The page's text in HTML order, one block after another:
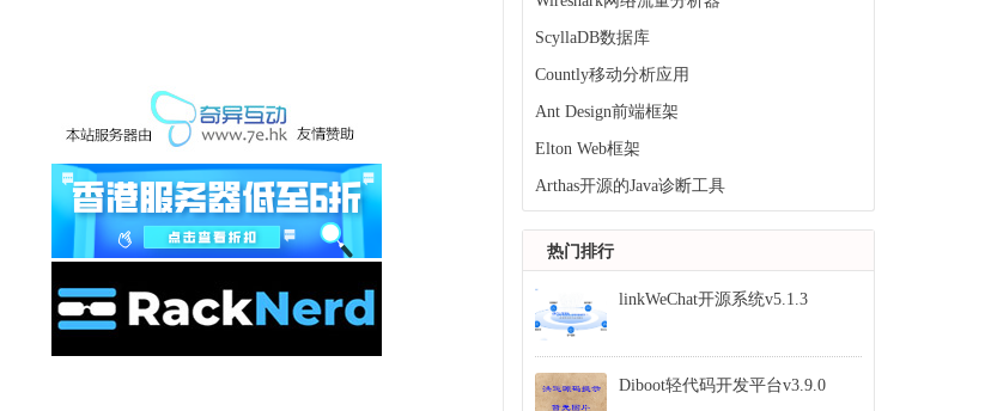
ScyllaDB数据库
Countly移动分析应用
Ant Design前端框架
Elton Web框架
Arthas开源的Java诊断工具
热门排行
linkWeChat开源系统v5.1.3
Diboot轻代码开发平台v3.9.0